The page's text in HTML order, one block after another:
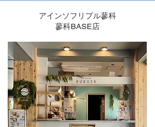
アインソフリプル蓼科
蓼科BASE店